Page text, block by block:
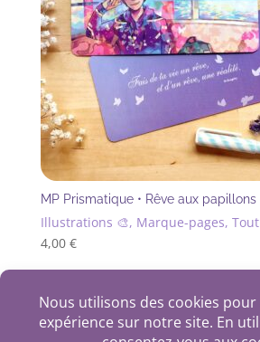
MP Prismatique • Rêve aux papillons
Illustrations 🎨, Marque-pages, Tout
4,00 €
+